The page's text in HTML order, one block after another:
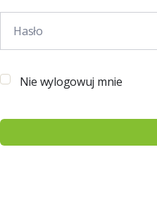
Nie wylogowuj mnie